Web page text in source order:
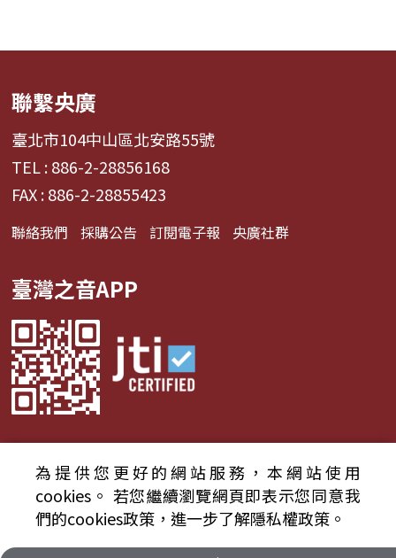
聯繫央廣
臺北市104中山區北安路55號
TEL : 886-2-28856168
FAX : 886-2-28855423
聯絡我們 採購公告 訂閱電子報 央廣社群
臺灣之音APP
© 2024財團法人中央廣播電臺 版權所有
資通安全政策聲明
服務條款 隱私權條款
為提供您更好的網站服務，本網站使用
cookies。 若您繼續瀏覽網頁即表示您同意我
們的cookies政策，進一步了解隱私權政策。